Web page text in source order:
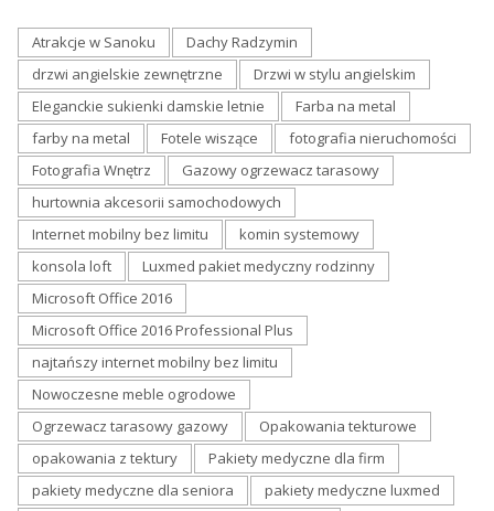
Atrakcje w Sanoku
Dachy Radzymin
drzwi angielskie zewnętrzne
Drzwi w stylu angielskim
Eleganckie sukienki damskie letnie
Farba na metal
farby na metal
Fotele wiszące
fotografia nieruchomości
Fotografia Wnętrz
Gazowy ogrzewacz tarasowy
hurtownia akcesorii samochodowych
Internet mobilny bez limitu
komin systemowy
konsola loft
Luxmed pakiet medyczny rodzinny
Microsoft Office 2016
Microsoft Office 2016 Professional Plus
najtańszy internet mobilny bez limitu
Nowoczesne meble ogrodowe
Ogrzewacz tarasowy gazowy
Opakowania tekturowe
opakowania z tektury
Pakiety medyczne dla firm
pakiety medyczne dla seniora
pakiety medyczne luxmed